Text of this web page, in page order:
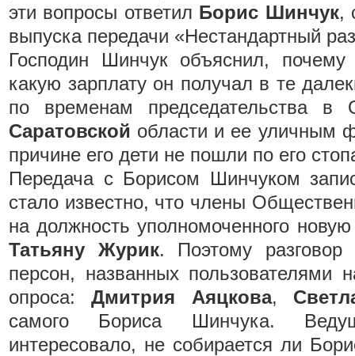
эти вопросы ответил Борис Шинчук,
выпуска передачи «Нестандартный
Господин Шинчук объяснил,
какую зарплату он получал в те
по временам председательства в
Саратовской области и ее уличным
причине его дети не пошли по его
Передача с Борисом Шинчуком
стало известно, что члены
на должность уполномоченного
Татьяну Журик. Поэтому разговор
персон, названных пользователями
опроса:Дмитрия Аяцкова,
самого Бориса Шинчука.
интересовало, не собирается ли